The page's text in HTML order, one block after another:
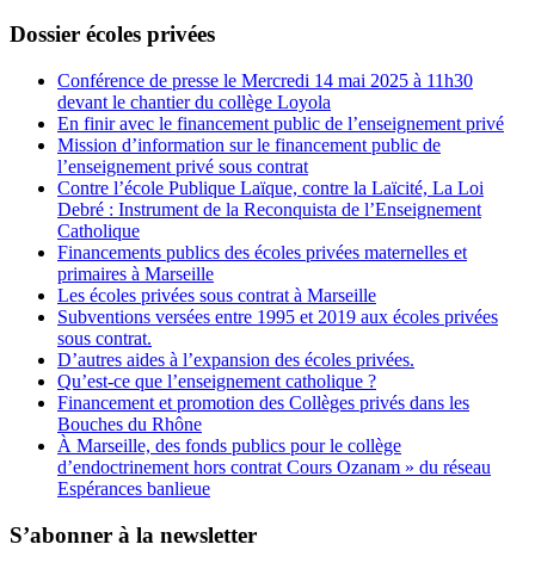
Dossier écoles privées
Conférence de presse le Mercredi 14 mai 2025 à 11h30
devant le chantier du collège Loyola
En finir avec le financement public de l’enseignement privé
Mission d’information sur le financement public de
l’enseignement privé sous contrat
Contre l’école Publique Laïque, contre la Laïcité, La Loi
Debré : Instrument de la Reconquista de l’Enseignement
Catholique
Financements publics des écoles privées maternelles et
primaires à Marseille
Les écoles privées sous contrat à Marseille
Subventions versées entre 1995 et 2019 aux écoles privées
sous contrat.
D’autres aides à l’expansion des écoles privées.
Qu’est-ce que l’enseignement catholique ?
Financement et promotion des Collèges privés dans les
Bouches du Rhône
À Marseille, des fonds publics pour le collège
d’endoctrinement hors contrat Cours Ozanam » du réseau
Espérances banlieue
S’abonner à la newsletter